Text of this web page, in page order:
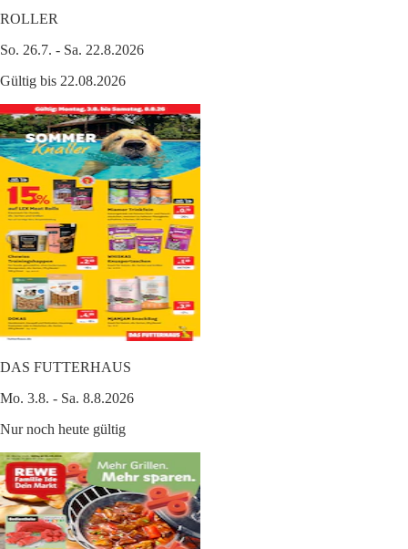
ROLLER
So. 26.7. - Sa. 22.8.2026
Gültig bis 22.08.2026
DAS FUTTERHAUS
Mo. 3.8. - Sa. 8.8.2026
Nur noch heute gültig